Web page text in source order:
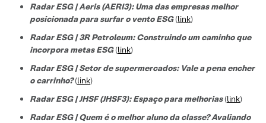
Radar ESG | Aeris (AERI3): Uma das empresas melhor
posicionada para surfar o vento ESG(link)
Radar ESG | 3R Petroleum: Construindo um caminho que
incorpora metas ESG(link)
Radar ESG | Setor de supermercados: Vale a pena encher
o carrinho?(link)
Radar ESG | JHSF (JHSF3): Espaço para melhorias(link)
Radar ESG | Quem é o melhor aluno da classe? Avaliando